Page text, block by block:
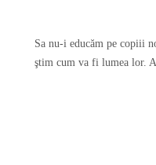
Sa nu-i educăm pe copiii
ştim cum va fi lumea lor.